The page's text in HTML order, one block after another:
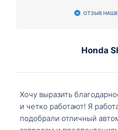
ОТЗЫВ
Honda
Хочу выразить
и четко работают! Я
подобрали отличный